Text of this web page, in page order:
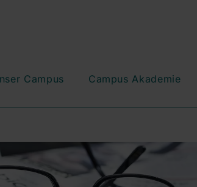
Campus Campus Akademie